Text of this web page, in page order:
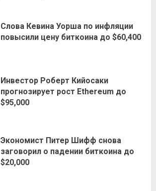
Слова Кевина Уорша по инфляции
повысили цену биткоина до $60,400
Инвестор Роберт Кийосаки
прогнозирует рост Ethereum до
$95,000
Экономист Питер Шифф снова
заговорил о падении биткоина до
$20,000